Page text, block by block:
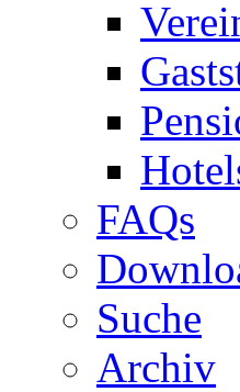
FAQs
Suche
Archiv